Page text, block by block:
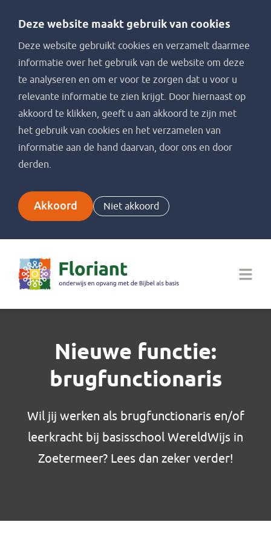
Deze website maakt gebruik van cookies
Deze website gebruikt cookies en verzamelt daarmee
informatie over het gebruik van de website om deze
te analyseren en om er voor te zorgen dat u voor u
relevante informatie te zien krijgt. Door hiernaast op
akkoord te klikken, geeft u aan akkoord te zijn met
het gebruik van cookies en het verzamelen van
informatie aan de hand daarvan, door ons en door
derden.
Akkoord Niet akkoord
Nieuwe functie:
brugfunctionaris
Wil jij werken als brugfunctionaris en/of
leerkracht bij basisschool WereldWijs in
Zoetermeer? Lees dan zeker verder!